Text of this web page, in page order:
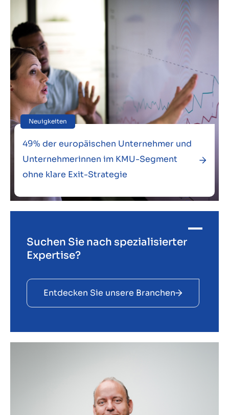
Neuigkeiten
49% der europäischen Unternehmer und
Unternehmerinnen im KMU-Segment
ohne klare Exit-Strategie
Suchen Sie nach spezialisierter
Expertise?
Entdecken Sie unsere Branchen